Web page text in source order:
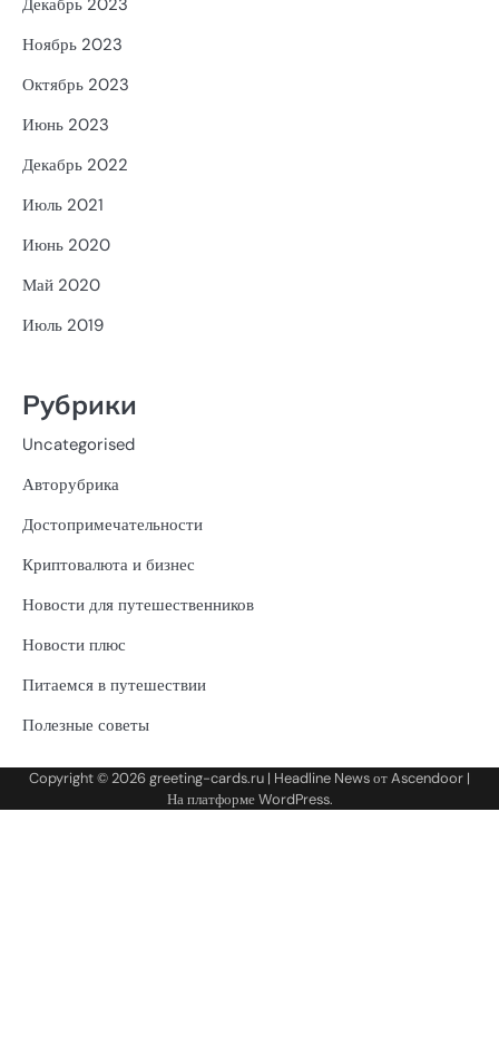
Ноябрь 2023
Октябрь 2023
Июнь 2023
Декабрь 2022
Июль 2021
Июнь 2020
Май 2020
Июль 2019
Рубрики
Uncategorised
Авторубрика
Достопримечательности
Криптовалюта и бизнес
Новости для путешественников
Новости плюс
Питаемся в путешествии
Полезные советы
Copyright © 2026greeting-cards.ru | Headline News отAscendoor |
На платформеWordPress.